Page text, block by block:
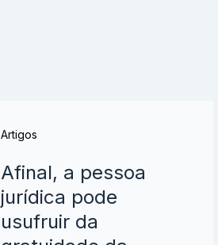
Artigos
Afinal, a pessoa
jurídica pode
usufruir da